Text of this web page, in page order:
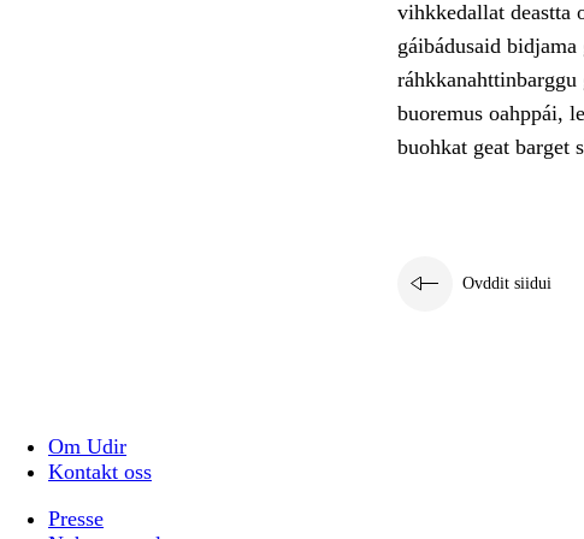
vihkkedallat deastta
gáibádusaid
buoremus oahppái,
buohkat geat barget
Ovddit siidui
Om Udir
Kontakt oss
Presse